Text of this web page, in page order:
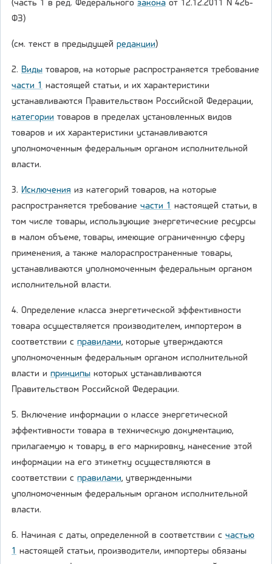
(часть 1 в ред. Федерального закона от 12.12.2011 N 426-
ФЗ)
(см. текст в предыдущей редакции)
2. Виды товаров, на которые распространяется требование
части 1 настоящей статьи, и их характеристики
устанавливаются Правительством Российской Федерации,
категории товаров в пределах установленных видов
товаров и их характеристики устанавливаются
уполномоченным федеральным органом исполнительной
власти.
3. Исключения из категорий товаров, на которые
распространяется требование части 1 настоящей статьи, в
том числе товары, использующие энергетические ресурсы
в малом объеме, товары, имеющие ограниченную сферу
применения, а также малораспространенные товары,
устанавливаются уполномоченным федеральным органом
исполнительной власти.
4. Определение класса энергетической эффективности
товара осуществляется производителем, импортером в
соответствии с правилами, которые утверждаются
уполномоченным федеральным органом исполнительной
власти и принципы которых устанавливаются
Правительством Российской Федерации.
5. Включение информации о классе энергетической
эффективности товара в техническую документацию,
прилагаемую к товару, в его маркировку, нанесение этой
информации на его этикетку осуществляются в
соответствии с правилами, утвержденными
уполномоченным федеральным органом исполнительной
власти.
6. Начиная с даты, определенной в соответствии с частью
1 настоящей статьи, производители, импортеры обязаны